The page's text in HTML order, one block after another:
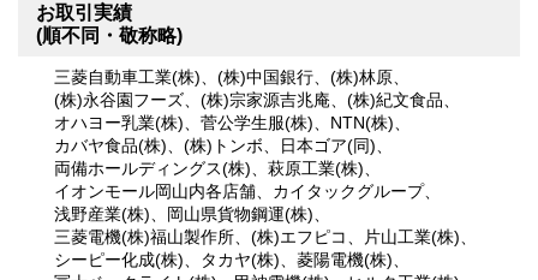
お取引実績
(順不同・敬称略)
三菱自動車工業(株)、 (株)中国銀行、 (株)林原、
(株)永谷園フーズ、 (株)宗家源吉兆庵、 (株)紀文食品、
オハヨー乳業(株)、 菅公学生服(株)、 NTN(株)、
カバヤ食品(株)、 (株)トンボ、
日本ゴア(同)、
両備ホールディングス(株)、 萩原工業(株)、
イオンモール岡山内各店舗、 カイタックグループ、
浅野産業(株)、 岡山県貨物鋼運(株)、
三菱電機(株)福山製作所、 (株)エフピコ、
片山工業(株)、
シーピー化成(株)、
タカヤ(株)、 菱陽電機(株)、